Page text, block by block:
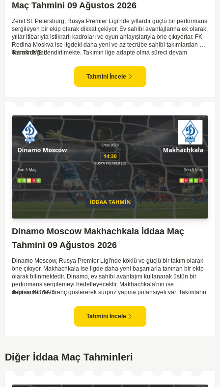
Maç Tahmini 09 Ağustos 2026
Zenit St. Petersburg, Rusya Premier Ligi'nde yıllardır güçlü bir performans
sergileyen bir ekip olarak dikkat çekiyor. Ev sahibi avantajlarına ek olarak,
yıllar itibarıyla istikrarlı kadroları ve oyun anlayışlarıyla öne çıkıyorlar. FK
Rodina Moskva ise ligdeki daha yeni ve az tecrübe sahibi takımlardan biri
olarak değerlendirilmekte. Takımın lige adapte olma süreci devam
Zenit'in ev sahibi avantajı ve daha tecrübeli kadrosu göz önüne
alındığında, maçın genel seyri Zenit'in kontrolünde geçebilir. Bu faktörlerle
birlikte, Zenit'in net bir galibiyete ulaşması olası görünüyor.
Tahmin MS 1
Tahmini İncele
Dinamo Moscow Makhachkala İddaa Maç
Tahmini 09 Ağustos 2026
Dinamo Moscow, Rusya Premier Ligi'nde köklü ve güçlü bir takım olarak
öne çıkıyor. Makhachkala ise ligde daha yeni başarılarla tanınan bir ekip
olarak bilinmektedir. Dinamo, ev sahibi avantajını kullanarak üstün bir
performans sergilemeyi hedefleyecektir. Makhachkala'nın ise
deplasmanda direnç göstererek sürpriz yapma potansiyeli var. Takımların
karşılıklı goller izleyebileceğimiz bir mücadele olası görünüyor. Taktiksel
açıdan dengeli bir maç olması beklenirken, seyir zevki yüksek bir
karşılaşma bizleri bekliyor.
Tahmin KG VAR
Tahmini İncele
Diğer İddaa Maç Tahminleri